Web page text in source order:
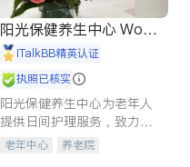
阳光保健养生中心 World
shine
iTalkBB精英认证
执照已核实
阳光保健养生中心为老年人
提供日间护理服务，致力于
通过持续的护理创新来有效
老年中心 养老院